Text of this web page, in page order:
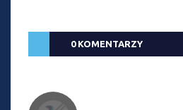
0 KOMENTARZY